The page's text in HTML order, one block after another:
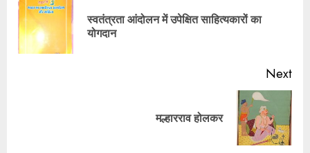
स्वतंत्रता आंदोलन में उपेक्षित साहित्यकारों का
योगदान
Next
मल्हारराव होलकर